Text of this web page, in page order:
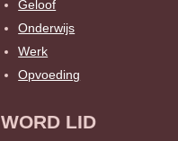
Geloof
Onderwijs
Werk
Opvoeding
WORD LID